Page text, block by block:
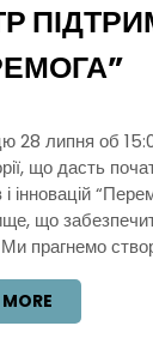
2023
І
що дасть
і інновацій
що
Ми прагнемо
MORE